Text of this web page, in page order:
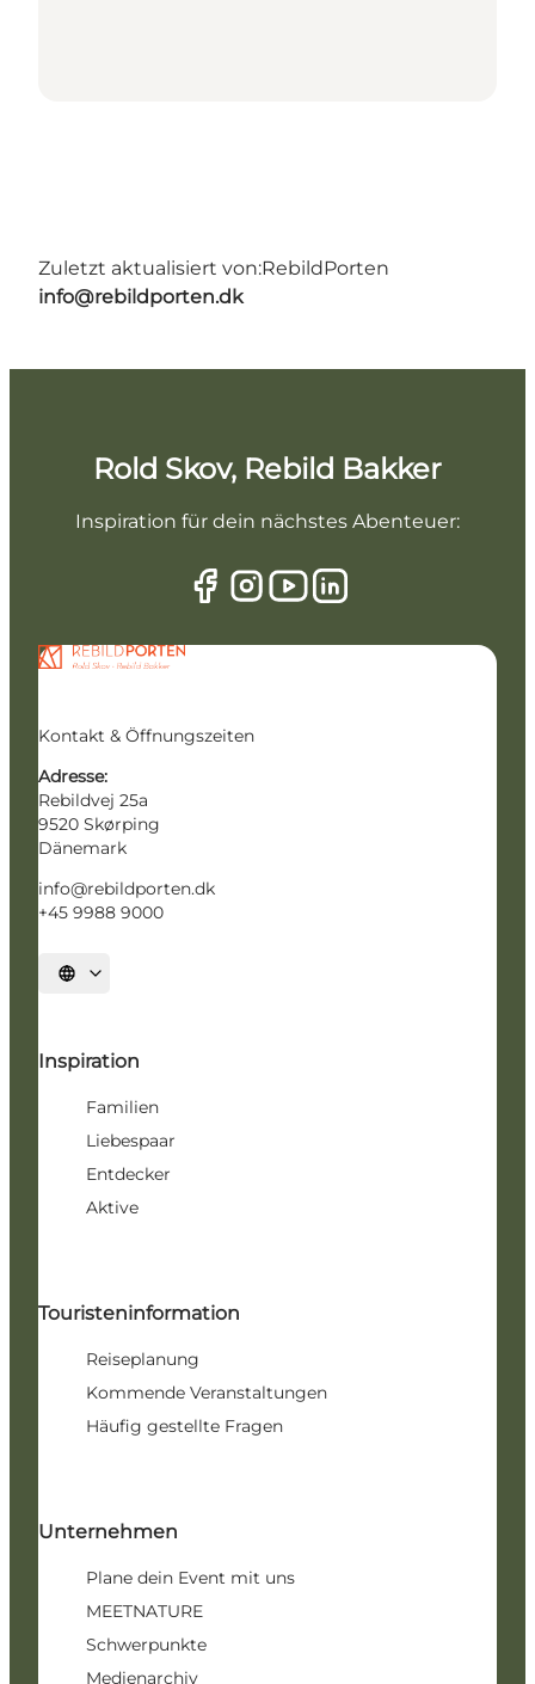
Zuletzt aktualisiert von:RebildPorten
info@rebildporten.dk
Rold Skov, Rebild Bakker
Inspiration für dein nächstes Abenteuer:
Kontakt & Öffnungszeiten
Adresse:
Rebildvej 25a
9520 Skørping
Dänemark
info@rebildporten.dk
+45 9988 9000
Sprache auswählen
Inspiration
Familien
Liebespaar
Entdecker
Aktive
Touristeninformation
Reiseplanung
Kommende Veranstaltungen
Häufig gestellte Fragen
Unternehmen
Plane dein Event mit uns
MEETNATURE
Schwerpunkte
Medienarchiv